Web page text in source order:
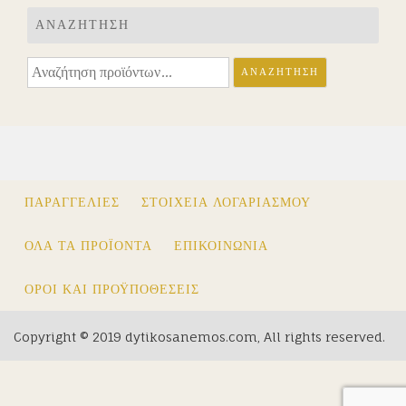
ΑΝΑΖΉΤΗΣΗ
Αναζήτηση
για:
ΑΝΑΖΉΤΗΣΗ
ΠΑΡΑΓΓΕΛΊΕΣ ΣΤΟΙΧΕΊΑ ΛΟΓΑΡΙΑΣΜΟΎ
ΟΛΑ ΤΑ ΠΡΟΪΟΝΤΑ ΕΠΙΚΟΙΝΩΝΙΑ
ΌΡΟΙ ΚΑΙ ΠΡΟΫΠΟΘΈΣΕΙΣ
Copyright © 2019 dytikosanemos.com, All rights reserved.